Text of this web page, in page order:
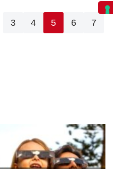
3 4 5 6 7